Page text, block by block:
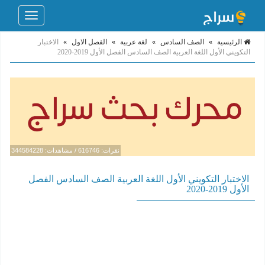
Toggle
الرئيسية » الصف السادس » لغة عربية » الفصل الاول »
الاختبار
التكويني الأول اللغة العربية الصف السادس الفصل الأول 2019-2020
نقرات: 616746 / مشاهدات: 344584228
الاختبار التكويني الأول اللغة العربية الصف السادس الفصل
الأول 2019-2020